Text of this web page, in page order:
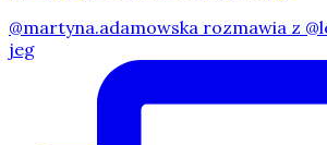
@martyna.adamowska rozmawia z
jeg